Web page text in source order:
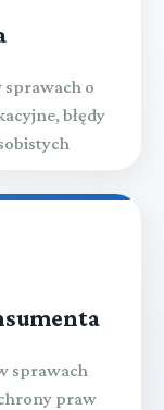
sprawach o
błędy
sprawach
praw